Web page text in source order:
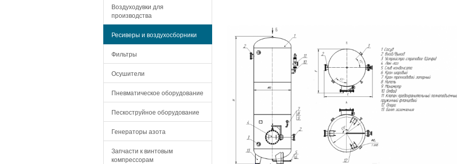
Воздуходувки для
производства
Ресиверы и воздухосборники
Фильтры
Осушители
Пневматическое оборудование
Пескоструйное оборудование
Генераторы азота
Запчасти к винтовым
компрессорам